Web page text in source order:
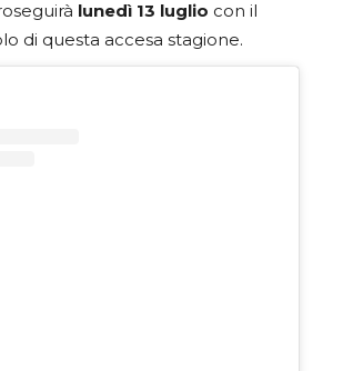
lunedì 13 luglio con il
di questa accesa stagione.